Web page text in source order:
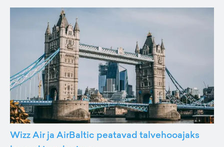
Wizz Air ja AirBaltic peatavad talvehooajaks